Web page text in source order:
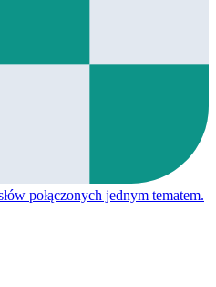
połączonych jednym tematem.